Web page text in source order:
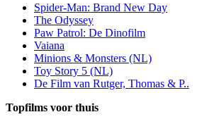
Spider-Man: Brand New Day
The Odyssey
Paw Patrol: De Dinofilm
Vaiana
Minions & Monsters (NL)
Toy Story 5 (NL)
De Film van Rutger, Thomas & P..
Topfilms voor thuis